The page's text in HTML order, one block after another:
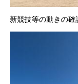
新競技等の動きの確